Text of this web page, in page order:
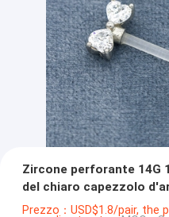
Zircone perforante 14G
del chiaro capezzolo
Prezzo：USD$1.8/pair, the